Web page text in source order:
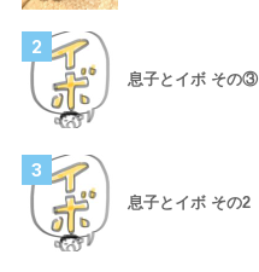
2
息子とイボ その③
3
息子とイボ その2